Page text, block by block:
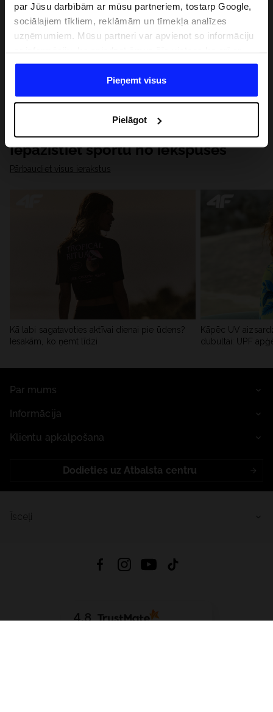
par Jūsu darbībām ar mūsu partneriem, tostarp Google,
sociālajiem tīkliem, reklāmām un tīmekļa analīzes
uzņēmumiem. Mūsu partneri var apvienot so informāciju
datiem, ko viņi iegūst, izmantojot viņu pakalpojumus. Ar
Jūsu atļauju, mēs varam pārsūtīt Jūsu personas datus
saviem partneriem, lai uzlabotu veidu, kadā tiek rādīta
saturu un uzlabotu mūsu partneru piedāvātos risinajumus
( piem. socialos tīklus). Detalizētu informāciju var atrast
mūsu Privātuma politikā un sadaļā "Detaļas".
Pieņemt visus
Pielāgot
Iepazīstiet sportu no iekšpuses
Pārbaudiet visus ierakstus
Kā labi sagatavoties aktīvai dienai pie ūdens?
Iesakām, ko ņemt līdzi
Kāpēc UV
dubultai: UPF
Par mums
Informācija
Klientu apkalpošana
Dodieties uz Atbalsta centru
4.8